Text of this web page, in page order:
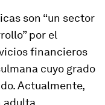
son “un sector
por el
financieros
cuyo grado
Actualmente,
adulta